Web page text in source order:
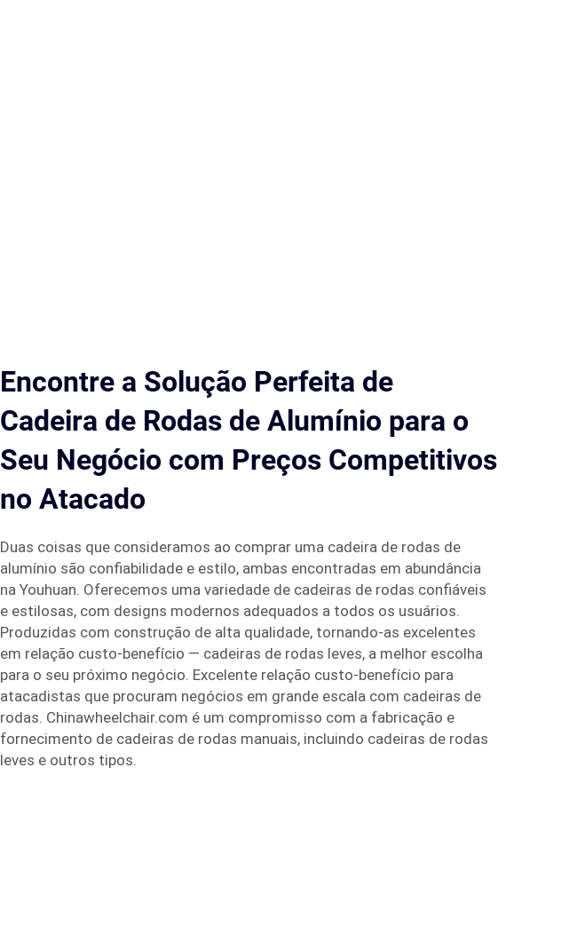
Encontre a Solução Perfeita de
Cadeira de Rodas de Alumínio para o
Seu Negócio com Preços Competitivos
no Atacado
Duas coisas que consideramos ao comprar uma cadeira de rodas de
alumínio são confiabilidade e estilo, ambas encontradas em abundância
na Youhuan. Oferecemos uma variedade de cadeiras de rodas confiáveis
e estilosas, com designs modernos adequados a todos os usuários.
Produzidas com construção de alta qualidade, tornando-as excelentes
em relação custo-benefício — cadeiras de rodas leves, a melhor escolha
para o seu próximo negócio. Excelente relação custo-benefício para
atacadistas que procuram negócios em grande escala com cadeiras de
rodas. Chinawheelchair.com é um compromisso com a fabricação e
fornecimento de cadeiras de rodas manuais, incluindo cadeiras de rodas
leves e outros tipos.